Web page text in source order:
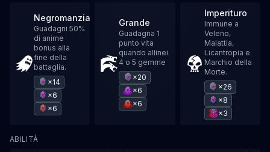
Negromanzia
Guadagni 50%
di anime
bonus alla
fine della
battaglia.
×14
×6
×6
Grande
Guadagna 1
punto vita
quando allinei
4 o 5 gemme
×20
×6
×6
Imperituro
Immune a
Veleno,
Malattia,
Licantropia e
Marchio della
Morte.
×26
×8
×3
ABILITÀ